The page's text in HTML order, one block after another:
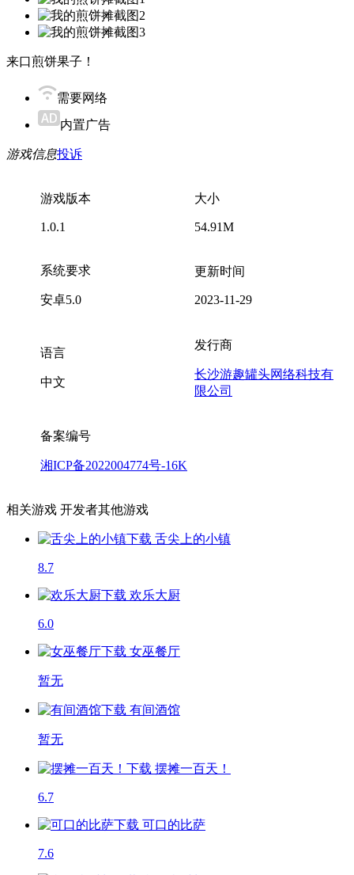
来口煎饼果子！
需要网络
内置广告
游戏信息投诉
游戏版本
1.0.1
大小
54.91M
系统要求
安卓5.0
更新时间
2023-11-29
语言
中文
发行商
长沙游趣罐头网络科技有
限公司
备案编号
湘ICP备2022004774号-16K
相关游戏 开发者其他游戏
舌尖上的小镇
8.7
欢乐大厨
6.0
女巫餐厅
暂无
有间酒馆
暂无
摆摊一百天！
6.7
可口的比萨
7.6